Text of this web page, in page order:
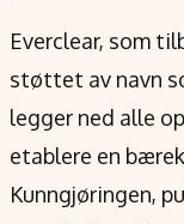
Forfattere og
Etiske retningslinjer
Verdensnyheter
Alt om penger på
Everclear, som
støttet av navn
legger ned alle
etablere en
Kunngjøringen,